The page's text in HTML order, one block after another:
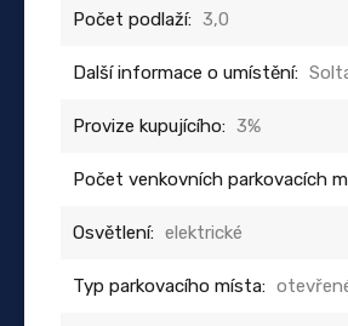
Počet podlaží: 3,0
Další informace o umístění:
Provize kupujícího: 3%
Počet venkovních parkovacích
Osvětlení: elektrické
Typ parkovacího místa: